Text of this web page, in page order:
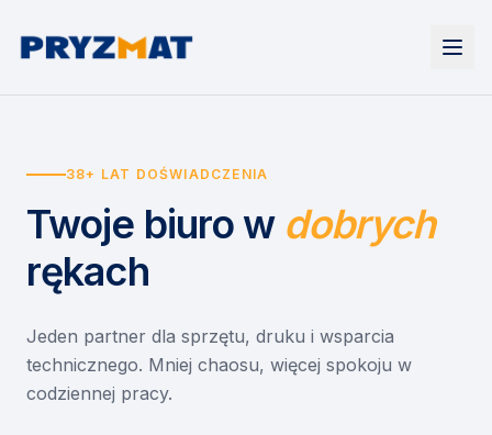
Urządzenia
Drukarki i urządzenia wielofunkcyjne
Etykiety i identyfikacja
Skanery i obieg dokumentów
Monitory interaktywne
Niszczarki dokumentów
Wynajem drukarek
Wynajem urządzeń biurowych
Asystent druku
EZD RP
Misja szkoła
Serwis
O nas
Kontakt
38+ LAT DOŚWIADCZENIA
Twoje biuro w dobrych
rękach
Jeden partner dla sprzętu, druku i wsparcia
technicznego. Mniej chaosu, więcej spokoju w
codziennej pracy.